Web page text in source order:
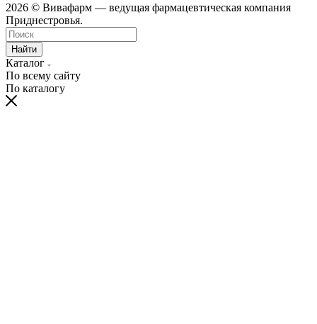
2026 © Вивафарм — ведущая фармацевтическая компания
Приднестровья.
Найти
Каталог
По всему сайту
По каталогу